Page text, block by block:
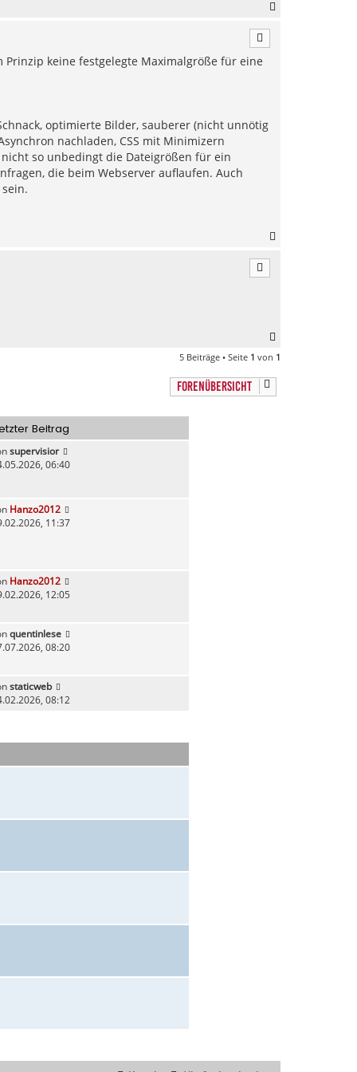
keine festgelegte Maximalgröße für eine
optimierte Bilder, sauberer (nicht unnötig
nachladen, CSS mit Minimizern
so unbedingt die Dateigrößen für ein
die beim Webserver auflaufen. Auch
5 Beiträge • Seite 1 von 1
FORENÜBERSICHT
Beitrag
supervisior
06:40
Hanzo2012
11:37
Hanzo2012
12:05
quentinlese
08:20
staticweb
08:12